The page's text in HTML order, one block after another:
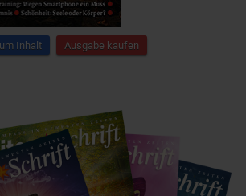
Inhalt Ausgabe kaufen